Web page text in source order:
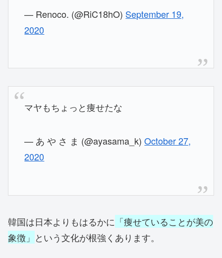
— Renoco. (@RiC18hO) September 19,
2020
マヤもちょっと痩せたな
— あ や さ ま (@ayasama_k)October 27,
2020
韓国は日本よりもはるかに 「痩せていることが美の
象徴」 という文化が根強くあります。